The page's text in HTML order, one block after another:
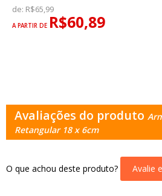
de: R$65,99
A PARTIR DE R$60,89
Avaliações do produto
Retangular 18 x 6cm
O que achou deste produto? Avalie